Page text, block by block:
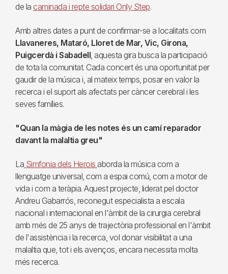
de la caminada i repte solidari Only Step.
Amb altres dates a punt de confirmar-se a localitats com
Llavaneres, Mataró, Lloret de Mar, Vic, Girona,
Puigcerdà i Sabadell, aquesta gira busca la participació
de tota la comunitat. Cada concert és una oportunitat per
gaudir de la música i, al mateix temps, posar en valor la
recerca i el suport als afectats per càncer cerebral i les
seves famílies.
"Quan la màgia de les notes és un camí reparador
davant la malaltia greu"
La Simfonia dels Herois aborda la música com a
llenguatge universal, com a espai comú, com a motor de
vida i com a teràpia. Aquest projecte, liderat pel doctor
Andreu Gabarrós, reconegut especialista a escala
nacional i internacional en l'àmbit de la cirurgia cerebral
amb més de 25 anys de trajectòria professional en l'àmbit
de l'assistència i la recerca, vol donar visibilitat a una
malaltia que, tot i els avenços, encara necessita molta
més recerca.